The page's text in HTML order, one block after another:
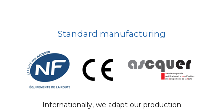
Standard manufacturing
Internationally, we adapt our production